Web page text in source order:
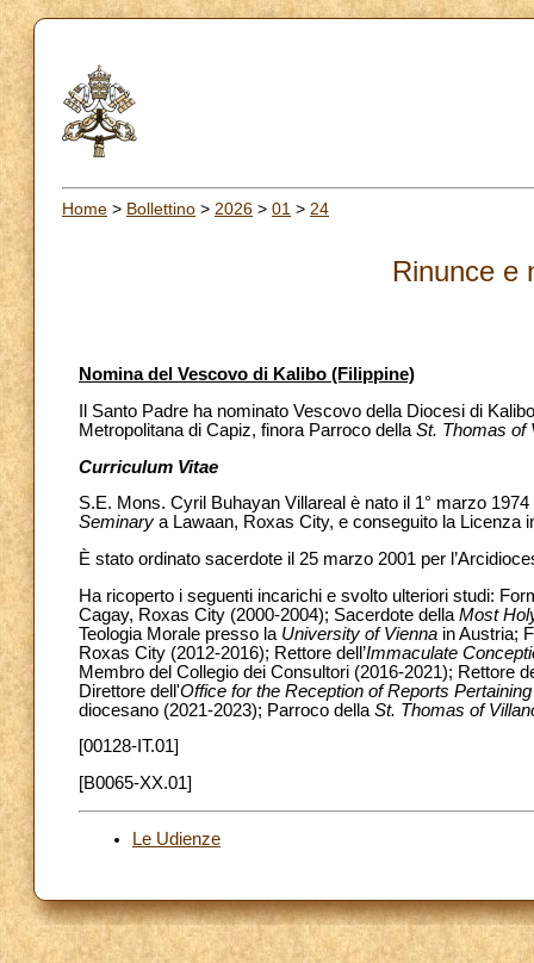
Home > Bollettino > 2026 > 01 > 24
Rinunce e
Nomina del Vescovo di Kalibo (Filippine)
Il Santo Padre ha nominato Vescovo della Diocesi di
Metropolitana di Capiz, finora Parroco della St. Thomas of
Curriculum Vitae
S.E. Mons. Cyril Buhayan Villareal è nato il 1° marzo
Seminary a Lawaan, Roxas City, e conseguito la Licenza
È stato ordinato sacerdote il 25 marzo 2001 per
Ha ricoperto i seguenti incarichi e svolto ulteriori studi:
Cagay, Roxas City (2000-2004); Sacerdote della Most
Teologia Morale presso la University of Vienna in Austria;
Roxas City (2012-2016); Rettore dell’Immaculate
Membro del Collegio dei Consultori (2016-2021); Rettore
Direttore dell'Office for the Reception of Reports
diocesano (2021-2023); Parroco della St. Thomas of
[00128-IT.01]
[B0065-XX.01]
Le Udienze